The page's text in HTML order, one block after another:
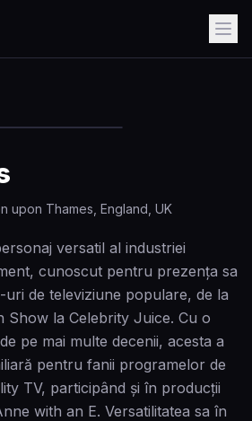
- Acasă
upon Thames, England, UK
versatil al industriei
cunoscut pentru prezența sa
de televiziune populare, de la
Show la Celebrity Juice. Cu o
pe mai multe decenii, acesta a
pentru fanii programelor de
TV, participând și în producții
with an E. Versatilitatea sa în